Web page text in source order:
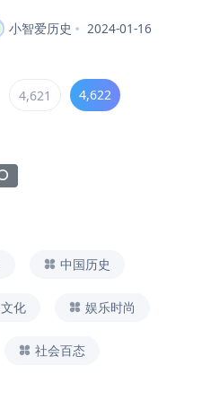
小智爱历史 2024-01-16
4,621 4,622
中国历史
化 娱乐时尚
社会百态